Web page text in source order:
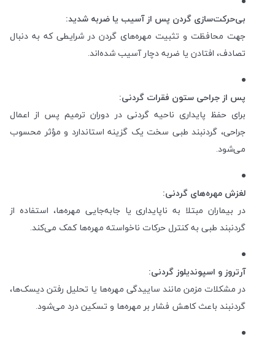
بی‌حرکت‌سازی گردن پس از آسیب یا ضربه شدید:
جهت محافظت و تثبیت مهره‌های گردن در شرایطی که به دنبال
تصادف، افتادن یا ضربه دچار آسیب شده‌اند.
پس از جراحی ستون فقرات گردنی:
برای حفظ پایداری ناحیه گردنی در دوران ترمیم پس از اعمال
جراحی، گردنبند طبی سخت یک گزینه استاندارد و مؤثر محسوب
می‌شود.
لغزش مهره‌های گردنی:
در بیماران مبتلا به ناپایداری یا جابه‌جایی مهره‌ها، استفاده از
گردنبند طبی به کنترل حرکات ناخواسته مهره‌ها کمک می‌کند.
آرتروز و اسپوندیلوز گردنی:
در مشکلات مزمن مانند ساییدگی مهره‌ها یا تحلیل رفتن دیسک‌ها،
گردنبند باعث کاهش فشار بر مهره‌ها و تسکین درد می‌شود.